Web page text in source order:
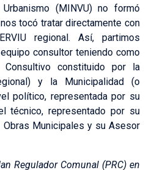
(MINVU) no formó
tocó tratar directamente con
regional. Así, partimos
consultor teniendo como
constituido por la
y la Municipalidad (o
político, representada por su
técnico, representado por su
Obras Municipales y su Asesor
Regulador Comunal (PRC) en